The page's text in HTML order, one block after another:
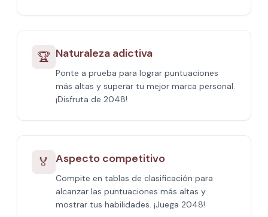
🏆 Naturaleza adictiva
Ponte a prueba para lograr puntuaciones
más altas y superar tu mejor marca personal.
¡Disfruta de 2048!
🏅 Aspecto competitivo
Compite en tablas de clasificación para
alcanzar las puntuaciones más altas y
mostrar tus habilidades. ¡Juega 2048!